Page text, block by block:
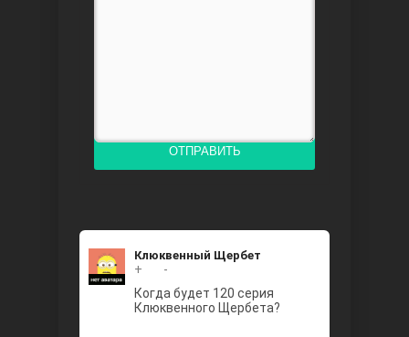
ОТПРАВИТЬ
Клюквенный Щербет
+
-
Когда будет 120 серия
Клюквенного Щербета?